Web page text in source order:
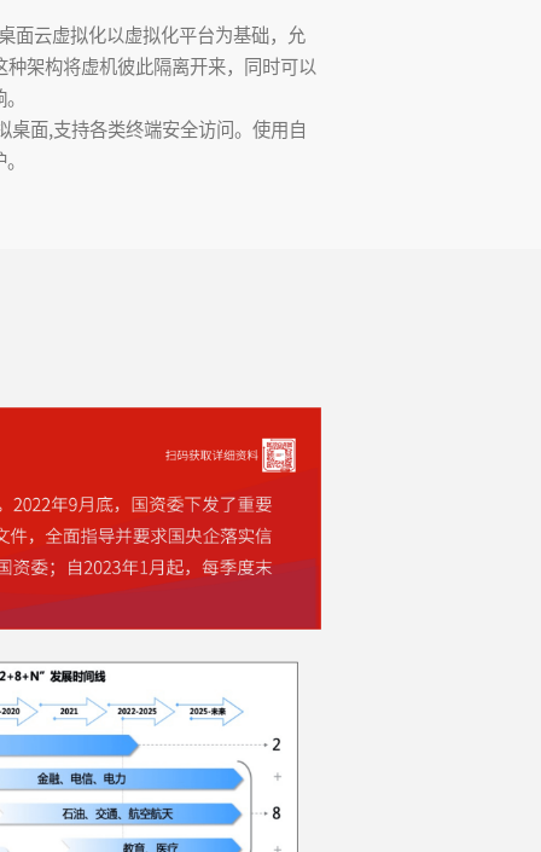
面云虚拟化以虚拟化平台为基础，允
架构将虚机彼此隔离开来，同时可以
面,支持各类终端安全访问。使用自